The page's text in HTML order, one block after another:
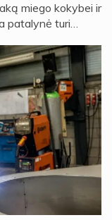
miego kokybei ir
patalynė turi…